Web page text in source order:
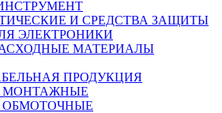
И СРЕДСТВА ЗАЩИТЫ
ЭЛЕКТРОНИКИ
МАТЕРИАЛЫ
ПРОДУКЦИЯ
МОНТАЖНЫЕ
ОБМОТОЧНЫЕ